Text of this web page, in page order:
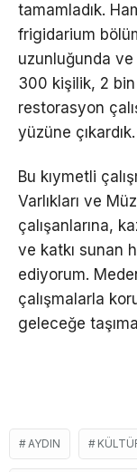
tamamladık.
frigidarium
uzunluğunda
300 kişilik, 2 bin
restorasyon
yüzüne çıkardık.
Bu kıymetli
Varlıkları ve
çalışanlarına,
ve katkı sunan
ediyorum.
çalışmalarla
geleceğe
AYDIN